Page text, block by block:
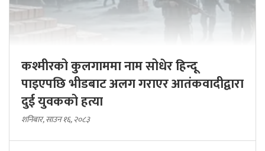
कश्मीरको कुलगाममा नाम सोधेर हिन्दू
पाइएपछि भीडबाट अलग गराएर आतंकवादीद्वारा
दुई युवकको हत्या
शनिबार, साउन १६, २०८३